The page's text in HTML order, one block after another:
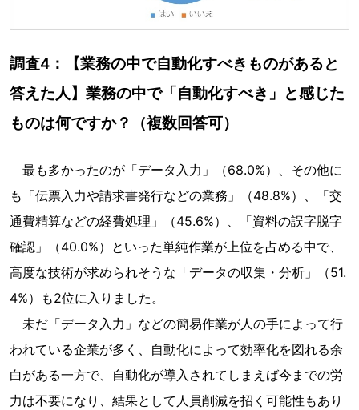
調査4：【業務の中で自動化すべきものがあると
答えた人】業務の中で「自動化すべき」と感じた
ものは何ですか？（複数回答可）
最も多かったのが「データ入力」（68.0%）、その他に
も「伝票入力や請求書発行などの業務」（48.8%）、「交
通費精算などの経費処理」（45.6%）、「資料の誤字脱字
確認」（40.0%）といった単純作業が上位を占める中で、
高度な技術が求められそうな「データの収集・分析」（51.
4%）も2位に入りました。
未だ「データ入力」などの簡易作業が人の手によって行
われている企業が多く、自動化によって効率化を図れる余
白がある一方で、自動化が導入されてしまえば今までの労
力は不要になり、結果として人員削減を招く可能性もあり